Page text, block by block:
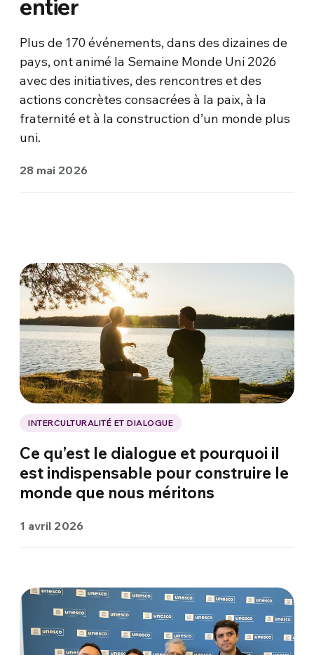
entier
Plus de 170 événements, dans des dizaines de
pays, ont animé la Semaine Monde Uni 2026
avec des initiatives, des rencontres et des
actions concrètes consacrées à la paix, à la
fraternité et à la construction d’un monde plus
uni.
28 mai 2026
INTERCULTURALITÉ ET DIALOGUE
Ce qu’est le dialogue et pourquoi il
est indispensable pour construire le
monde que nous méritons
1 avril 2026